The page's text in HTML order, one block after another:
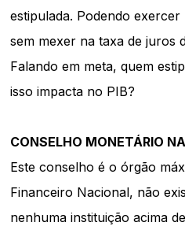
estipulada. Podendo
sem mexer na taxa de juros
Falando em meta, quem
isso impacta no PIB?
CONSELHO MONETÁRIO
Este conselho é o órgão
Financeiro Nacional, não
nenhuma instituição acima